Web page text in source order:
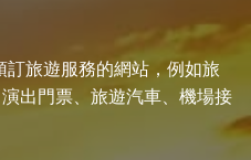
旅遊服務的網站，例如旅
出門票、旅遊汽車、機場接